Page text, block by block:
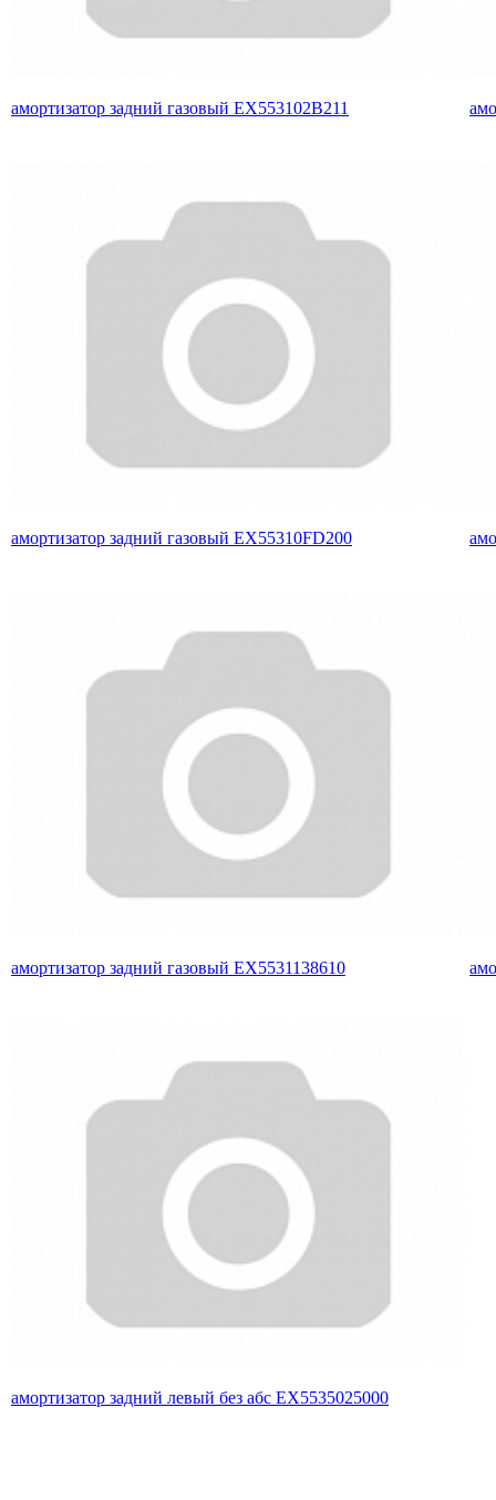
амортизатор задний газовый EX553102B211
амортизатор задний газовый EX55310FD200
амортизатор задний газовый EX5531138610
амортизатор задний левый без абс EX5535025000